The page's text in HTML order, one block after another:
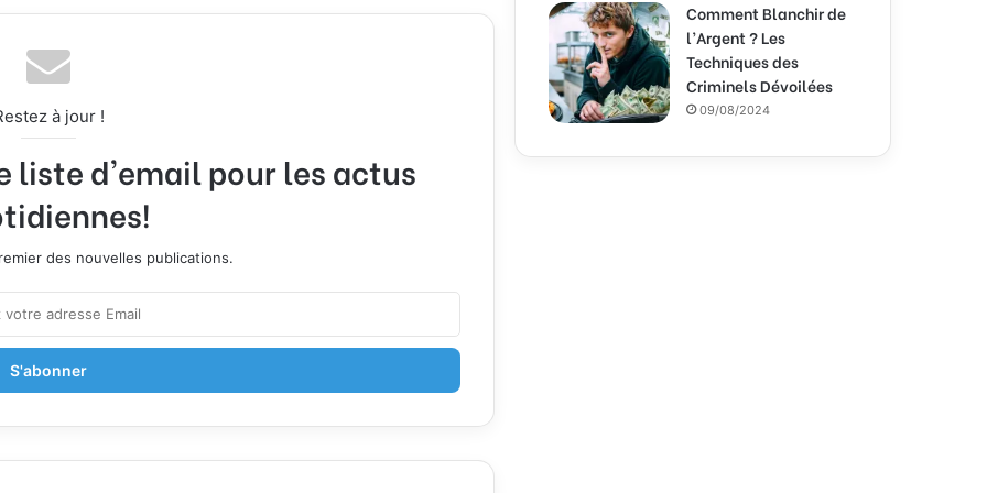
à jour !
liste d'email pour les actus
des nouvelles publications.
Comment Blanchir de
l’Argent ? Les
Techniques des
Criminels Dévoilées
09/08/2024